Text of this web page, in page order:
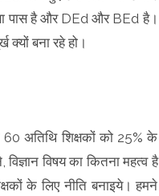
पास है और DEd और BEd है।
बना रहे हो।
60 अतिथि शिक्षकों को 25% के
विषय का कितना महत्व है
के लिए नीति बनाइये। हमने